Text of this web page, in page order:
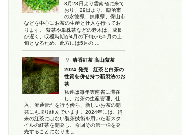
3月28日より雲南省に来て
おり、29日より、臨滄市
の永德県、鎮康県、保山市
などを中心にお茶の生産と仕入を行ってお
ります。 紫茶や単株茶などの老木は、成長
が遅く、収穫時期が4月の下旬から5月の上
旬となるため、此方には5月の …
清香紅茶 高山紫茶
2024 発売―紅茶と白茶の
性質を併せ持つ新製法のお
茶
私達は毎年雲南省に滞在
し、お茶の生産管理、仕
入、流通管理を行う傍ら、新しいお茶の開
発にも取り組んでいます。2024年には、従
来の紅茶にはない製茶技術を用いた新スタ
イルの紅茶を開発し、今回その第一弾を発
売することになりまし …